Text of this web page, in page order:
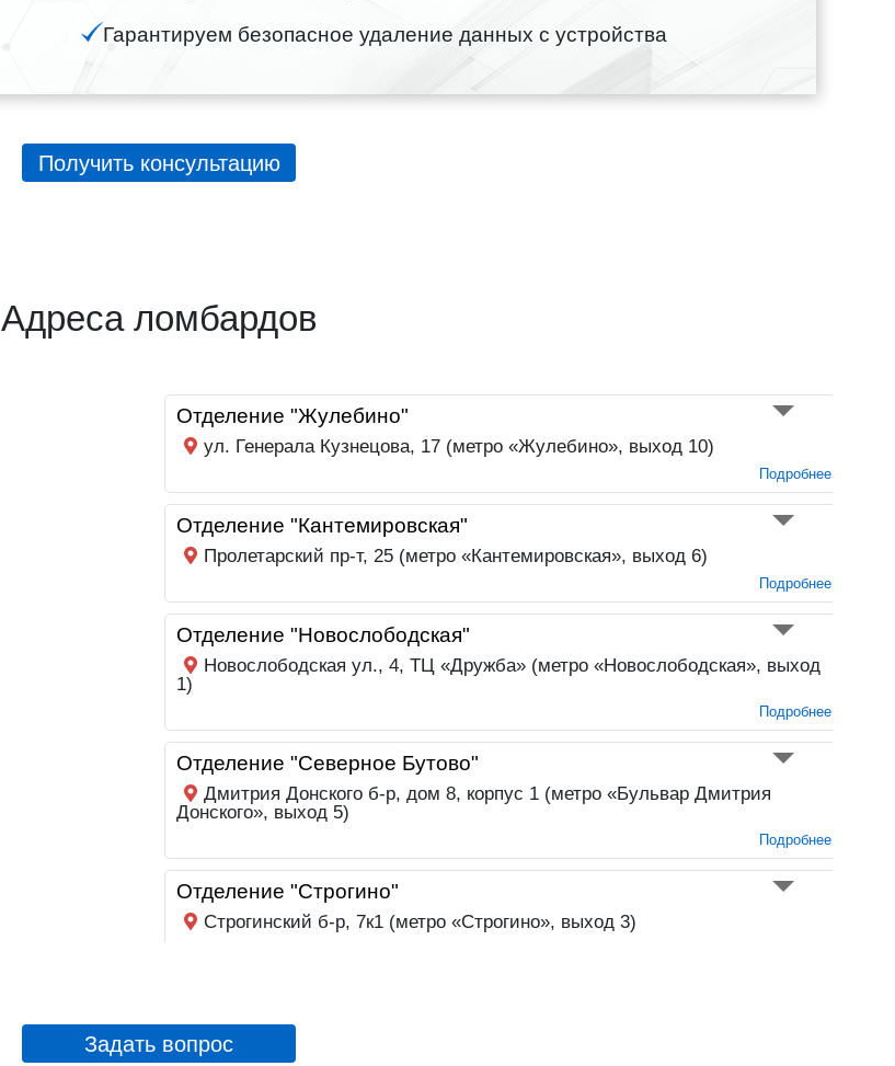
Гарантируем безопасное удаление данных с устройства
Получить консультацию
Адреса ломбардов
Отделение "Жулебино"
ул. Генерала Кузнецова, 17 (метро «Жулебино», выход 10)
Подробнее
Отделение "Кантемировская"
Пролетарский пр-т, 25 (метро «Кантемировская», выход 6)
Подробнее
Отделение "Новослободская"
Новослободская ул., 4, ТЦ «Дружба» (метро «Новослободская», выход
1)
Подробнее
Отделение "Северное Бутово"
Дмитрия Донского б-р, дом 8, корпус 1 (метро «Бульвар Дмитрия
Донского», выход 5)
Подробнее
Отделение "Строгино"
Строгинский б-р, 7к1 (метро «Строгино», выход 3)
Героев Панфиловцев ул, 1/2 (метро «Сходненская», выход 2)
Задать вопрос